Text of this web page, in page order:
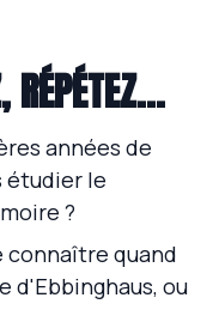
RÉPÉTEZ...
années de
étudier le
?
connaître quand
d'Ebbinghaus, ou